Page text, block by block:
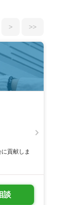
> >>
貢献しま
談